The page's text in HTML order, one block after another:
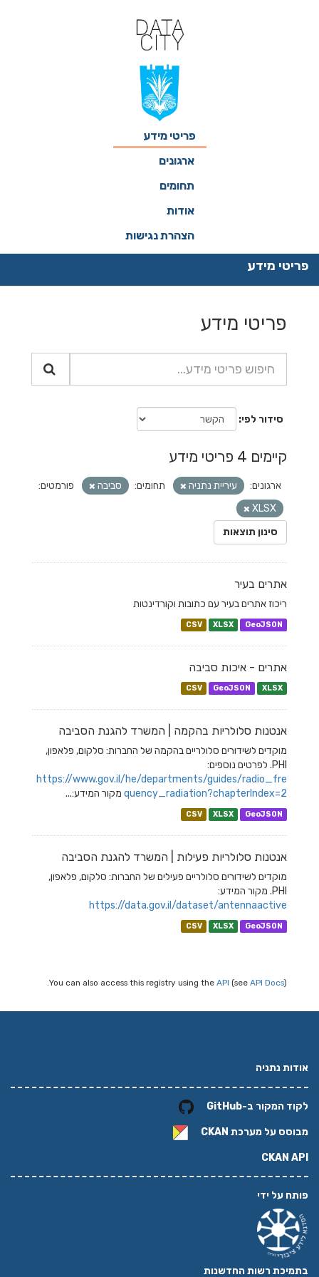
פריטי מידע
ארגונים
תחומים
אודות
הצהרת נגישות
פריטי מידע
פריטי מידע
סידור לפי
קיימים 4 פריטי מידע
ארגונים: עיריית נתניה תחומים: סביבה
פורמטים:
XLSX
סינון תוצאות
אתרים בעיר
ריכוז אתרים בעיר עם כתובות וקורדינטות
CSV XLSX GeoJSON
אתרים - איכות סביבה
CSV GeoJSON XLSX
אנטנות סלולריות בהקמה | המשרד להגנת הסביבה
מוקדים לשידורים סלולריים בהקמה של החברות: סלקום, פלאפון,
PHI. לפרטים נוספים:
https://www.gov.il/he/departments/guides/radio_fre
quency_radiation?chapterIndex=2 מקור המידע:...
CSV XLSX GeoJSON
אנטנות סלולריות פעילות | המשרד להגנת הסביבה
מוקדים לשידורים סלולריים פעילים של החברות: סלקום, פלאפון,
PHI. מקור המידע:
https://data.gov.il/dataset/antennaactive
CSV XLSX GeoJSON
You can also access this registry using the API (see API Docs).
אודות נתניה
לקוד המקור ב-GitHub
מבוסס על מערכת CKAN
CKAN API
פותח על ידי
בתמיכת רשות החדשנות